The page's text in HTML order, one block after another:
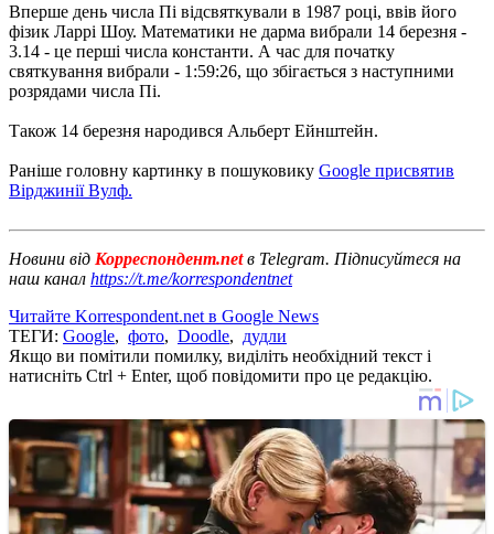
Вперше день числа Пі відсвяткували в 1987 році, ввів його
фізик Ларрі Шоу. Математики не дарма вибрали 14 березня -
3.14 - це перші числа константи. А час для початку
святкування вибрали - 1:59:26, що збігається з наступними
розрядами числа Пі.
Також 14 березня народився Альберт Ейнштейн.
Раніше головну картинку в пошуковику Google присвятив
Вірджинії Вулф.
Новини від Корреспондент.netв Telegram. Підписуйтеся на
наш канал https://t.me/korrespondentnet
Читайте Korrespondent.net в Google News
ТЕГИ: Google, фото, Doodle, дудли
Якщо ви помітили помилку, виділіть необхідний текст і
натисніть Ctrl + Enter, щоб повідомити про це редакцію.